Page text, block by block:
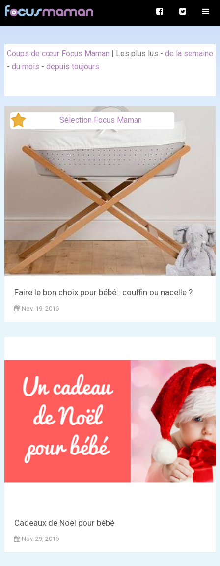
Coups de cœur Focus Maman | Les plus lus - de la semaine
- du mois - depuis toujours
Sélection Focus Maman
Faire le bon choix pour bébé : couffin ou nacelle ?
Nov. 19, 2016
Cadeaux de Noël pour bébé
Nov. 29, 2016